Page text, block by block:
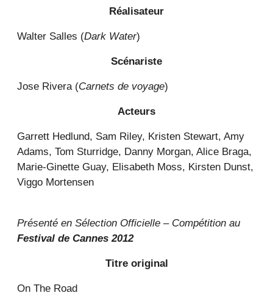
Réalisateur
Walter Salles (Dark Water)
Scénariste
Jose Rivera (Carnets de voyage)
Acteurs
Garrett Hedlund, Sam Riley, Kristen Stewart, Amy
Adams, Tom Sturridge, Danny Morgan, Alice Braga,
Marie-Ginette Guay, Elisabeth Moss, Kirsten Dunst,
Viggo Mortensen
Présenté en Sélection Officielle – Compétition au
Festival de Cannes 2012
Titre original
On The Road